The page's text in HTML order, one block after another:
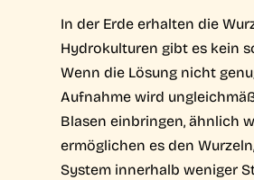
In der Erde erhalten die
Hydrokulturen gibt es kein
Wenn die Lösung nicht
Aufnahme wird
Blasen einbringen, ähnlich
ermöglichen es den
System innerhalb weniger